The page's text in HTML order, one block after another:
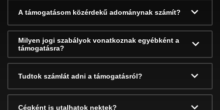
A támogatásom közérdekű adománynak számít?
Milyen jogi szabályok vonatkoznak egyébként a
támogatásra?
Tudtok számlát adni a támogatásról?
Cégként is utalhatok nektek?